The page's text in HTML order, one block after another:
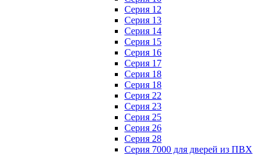
Серия 12
Серия 13
Серия 14
Серия 15
Серия 16
Серия 17
Серия 18
Серия 18
Серия 22
Серия 23
Серия 25
Серия 26
Серия 28
Серия 7000 для дверей из ПВХ